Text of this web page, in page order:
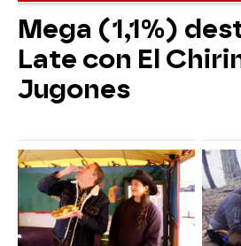
Mega (1,1%)
Late con El
Jugones